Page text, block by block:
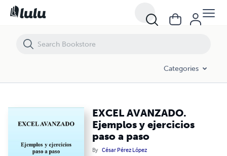
Categories
EXCEL AVANZADO.
Ejemplos y ejercicios
paso a paso
By César Pérez López
EXCEL AVANZADO. Ejemplos y ejercicios paso a paso